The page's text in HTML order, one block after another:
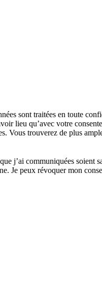
sont traitées en toute
lieu qu’avec votre
Vous trouverez de plus
j’ai communiquées soient
Je peux révoquer mon